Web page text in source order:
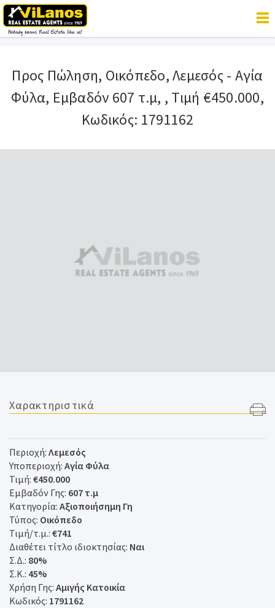
Προς Πώληση, Οικόπεδο,Λεμεσός- Αγία
Φύλα, Εμβαδόν 607 τ.μ, , Τιμή €450.000,
Κωδικός: 1791162
Χαρακτηριστικά
Περιοχή: Λεμεσός
Υποπεριοχή: Αγία Φύλα
Τιμή: €450.000
Εμβαδόν Γης: 607 τ.μ
Κατηγορία: Αξιοποιήσημη Γη
Τύπος: Οικόπεδο
Τιμή/τ.μ.: €741
Διαθέτει τίτλο ιδιοκτησίας: Ναι
Σ.Δ.: 80%
Σ.Κ.: 45%
Χρήση Γης: Αμιγής Κατοικία
Κωδικός: 1791162